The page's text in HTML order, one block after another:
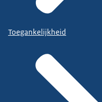
Toegankelijkheid